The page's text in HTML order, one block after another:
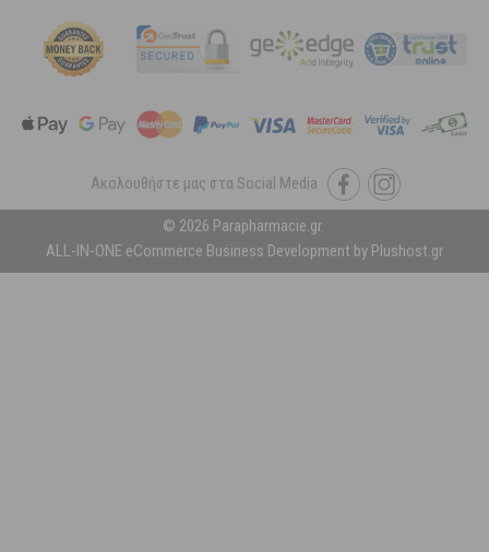
Ακολουθήστε μας στα Social Media
© 2026 Parapharmacie.gr.
ALL-IN-ONE eCommerce Business Development by Plushost.gr